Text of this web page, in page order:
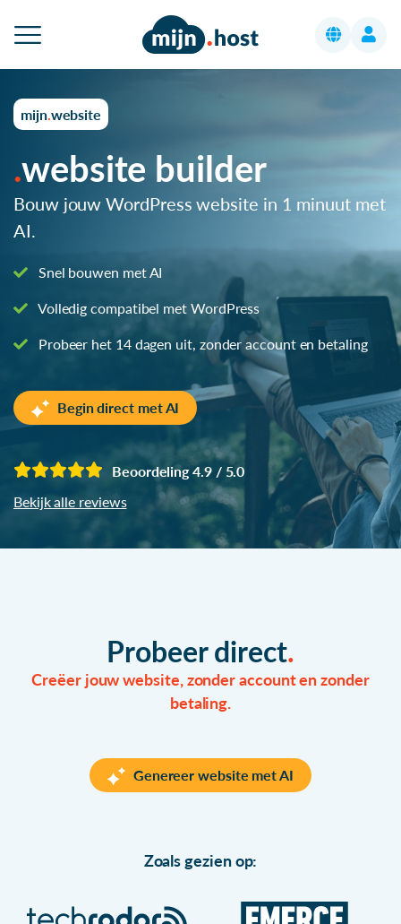
mijn website
website builder
Bouw jouw WordPress website in 1 minuut met
AI.
Snel bouwen met AI
Volledig compatibel met WordPress
Probeer het 14 dagen uit, zonder account en betaling
Begin direct met AI
Beoordeling 4.9 / 5.0
Bekijk alle reviews
Probeer direct
Creëer jouw website, zonder account en zonder
betaling.
Genereer website met AI
Zoals gezien op: